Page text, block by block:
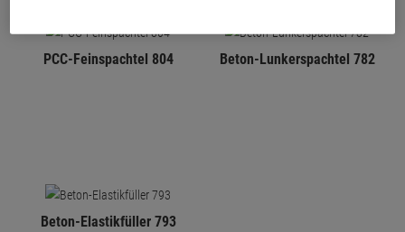
PCC-Feinspachtel 804 Beton-Lunkerspachtel 782
Beton-Elastikfüller 793